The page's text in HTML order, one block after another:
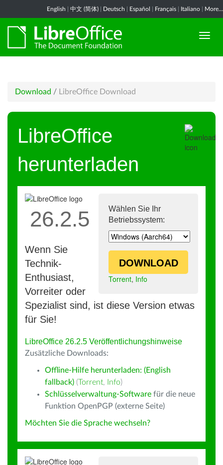
English 中文 (简体) Deutsch Español Français Italiano More...
Download / LibreOffice Download
LibreOffice
herunterladen
Wählen Sie Ihr
Betriebssystem:
DOWNLOAD
Torrent, Info
26.2.5
Wenn Sie
Technik-
Enthusiast,
Vorreiter oder
Spezialist sind, ist diese Version etwas
für Sie!
LibreOffice 26.2.5 Veröffentlichungshinweise
Zusätzliche Downloads:
Offline-Hilfe herunterladen: (English
fallback) (Torrent, Info)
Schlüsselverwaltung-Software für die neue
Funktion OpenPGP (externe Seite)
Möchten Sie die Sprache wechseln?